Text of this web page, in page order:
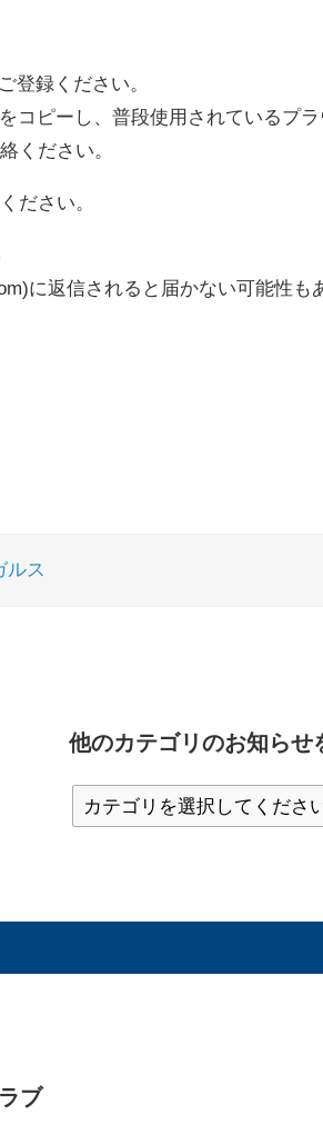
登録ください。
コピーし、普段使用されているプ
ください。
ださい。
に返信されると届かない可能性
ルス
他のカテゴリのお知らせ
ブ